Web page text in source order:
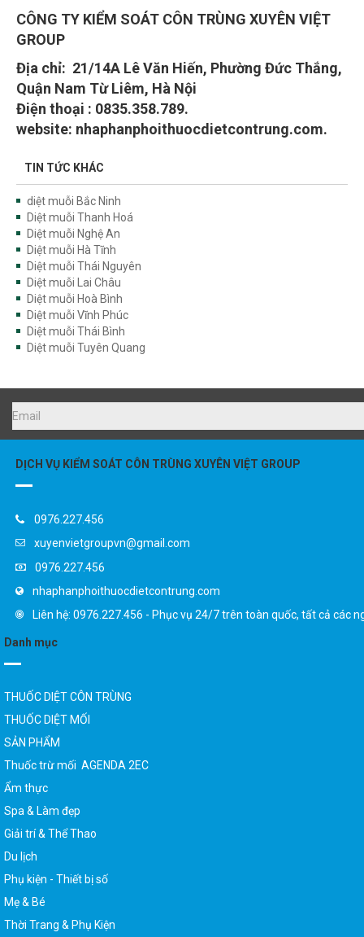
CÔNG TY KIỂM SOÁT CÔN TRÙNG XUYÊN VIỆT
GROUP
Địa chỉ: 21/14A Lê Văn Hiến, Phường Đức Thắng,
Quận Nam Từ Liêm, Hà Nội
Điện thoại : 0835.358.789.
website: nhaphanphoithuocdietcontrung.com.
TIN TỨC KHÁC
Diệt muỗi Thanh Hoá
Diệt muỗi Nghệ An
Diệt muỗi Hà Tĩnh
Diệt muỗi Thái Nguyên
Diệt muỗi Lai Châu
Diệt muỗi Hoà Bình
Diệt muỗi Vĩnh Phúc
Diệt muỗi Thái Bình
Diệt muỗi Tuyên Quang
DỊCH VỤ KIỂM SOÁT CÔN TRÙNG XUYÊN VIỆT GROUP
Liên hệ: 0976.227.456 - Phục vụ 24/7 trên toàn quốc, tất cả các
THUỐC DIỆT CÔN TRÙNG
THUỐC DIỆT MỐI
SẢN PHẨM
Thuốc trừ mối AGENDA 2EC
Ẩm thực
Giải trí & Thể Thao
Phụ kiện - Thiết bị số